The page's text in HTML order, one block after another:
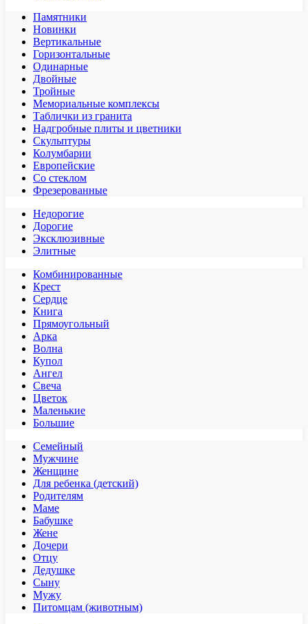
Памятники
Новинки
Вертикальные
Горизонтальные
Одинарные
Двойные
Тройные
Мемориальные комплексы
Таблички из гранита
Надгробные плиты и цветники
Скульптуры
Колумбарии
Европейские
Со стеклом
Фрезерованные
Недорогие
Дорогие
Эксклюзивные
Элитные
Комбинированные
Крест
Сердце
Книга
Прямоугольный
Арка
Волна
Купол
Ангел
Свеча
Цветок
Маленькие
Большие
Семейный
Мужчине
Женщине
Для ребенка (детский)
Родителям
Маме
Бабушке
Жене
Дочери
Отцу
Дедушке
Сыну
Мужу
Питомцам (животным)